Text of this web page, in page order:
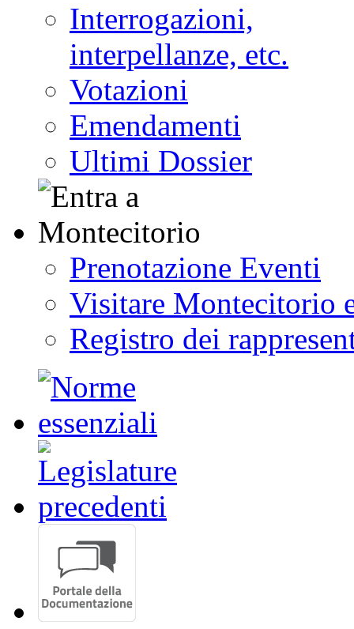
Interrogazioni,
interpellanze, etc.
Votazioni
Emendamenti
Ultimi Dossier
Prenotazione Eventi
Visitare Montecitorio
Registro dei